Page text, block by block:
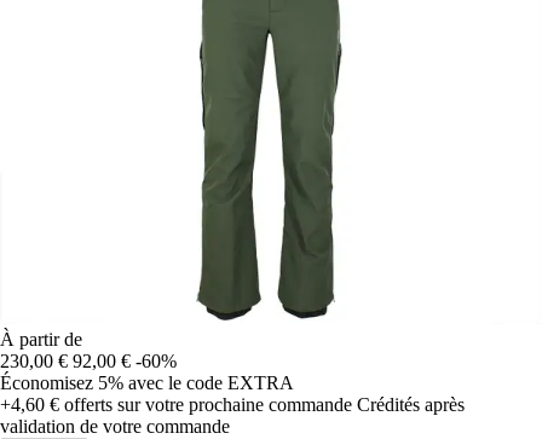
À partir de
230,00 € 92,00 € -60%
Économisez 5% avec le code EXTRA
+4,60 € offerts sur votre prochaine commande Crédités après
validation de votre commande